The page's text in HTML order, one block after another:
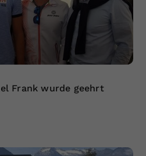
Frank wurde geehrt